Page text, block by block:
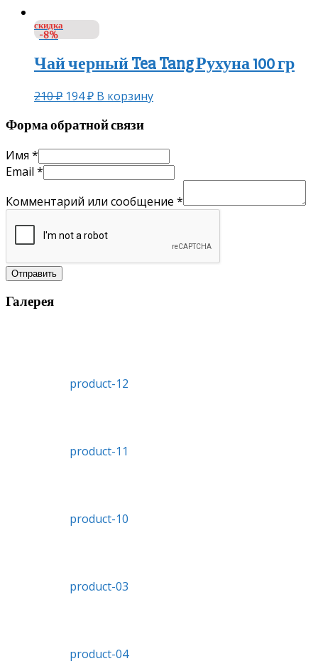
скидка
-8%
Чай черный Tea Tang Рухуна 100 гр
210₽ 194₽ В корзину
Форма обратной связи
Имя *
Email *
Комментарий или сообщение *
Отправить
Галерея
product-12
product-11
product-10
product-03
product-04